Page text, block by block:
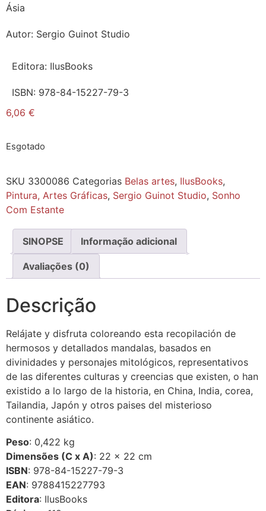
Ásia
Autor: Sergio Guinot Studio
Editora: IlusBooks
ISBN: 978-84-15227-79-3
6,06 €
Esgotado
SKU 3300086 Categorias Belas artes, IlusBooks,
Pintura, Artes Gráficas, Sergio Guinot Studio, Sonho
Com Estante
SINOPSE Informação adicional
Avaliações (0)
Descrição
Relájate y disfruta coloreando esta recopilación de
hermosos y detallados mandalas, basados en
divinidades y personajes mitológicos, representativos
de las diferentes culturas y creencias que existen, o han
existido a lo largo de la historia, en China, India, corea,
Tailandia, Japón y otros paises del misterioso
continente asiático.
Peso: 0,422 kg
Dimensões (C x A): 22 × 22 cm
ISBN: 978-84-15227-79-3
EAN: 9788415227793
Editora: IlusBooks